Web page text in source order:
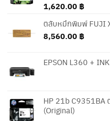
1,620.00 ฿
ตลับหมึกพิมพ์ FUJI
8,560.00 ฿
EPSON L360 +
HP 21b C9351BA
(Original)